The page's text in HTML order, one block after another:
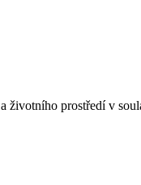
prostředí v